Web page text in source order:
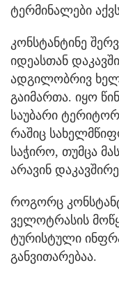
ტერმინალები
კონსტანტინე
იდეასთან
ადგილობრივ
გაიმართა. იყო
საუბარი
რაშიც
საჭირო, თუმცა
არავინ
როგორც
ველოტრასის
ტურისტული
განვითარებაა.